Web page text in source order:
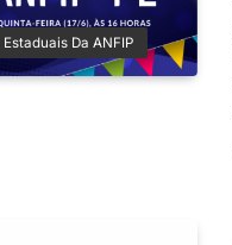
Estaduais Da ANFIP